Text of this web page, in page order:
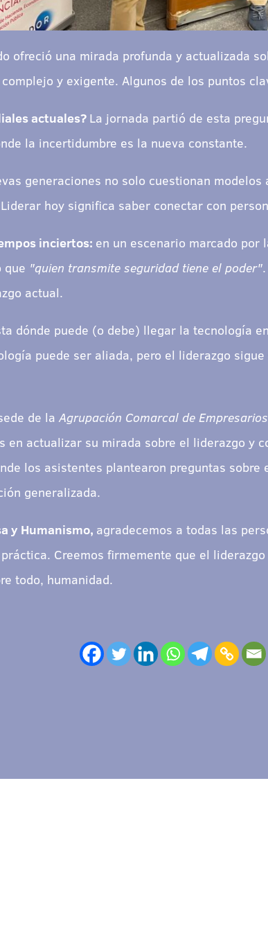
ofreció una mirada profunda y actualizada
y exigente. Algunos de los puntos
actuales? La jornada partió de esta
la incertidumbre es la nueva constante.
generaciones no solo cuestionan
hoy significa saber conectar con
inciertos: en un escenario marcado
que "quien transmite seguridad tiene el poder"
actual.
dónde puede (o debe) llegar la tecnología
puede ser aliada, pero el liderazgo
de la Agrupación Comarcal de
en actualizar su mirada sobre el liderazgo y
los asistentes plantearon preguntas
generalizada.
y Humanismo, agradecemos a todas las
Creemos firmemente que el
todo, humanidad.